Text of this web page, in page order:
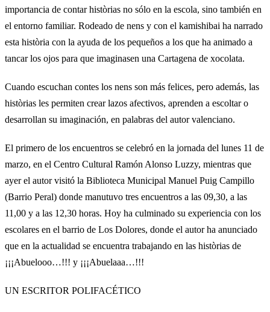
importancia de contar històrias no sólo en la escola, sino también en
el entorno familiar. Rodeado de nens y con el kamishibai ha narrado
esta història con la ayuda de los pequeños a los que ha animado a
tancar los ojos para que imaginasen una Cartagena de xocolata.
Cuando escuchan contes los nens son más felices, pero además, las
històrias les permiten crear lazos afectivos, aprenden a escoltar o
desarrollan su imaginación, en palabras del autor valenciano.
El primero de los encuentros se celebró en la jornada del lunes 11 de
marzo, en el Centro Cultural Ramón Alonso Luzzy, mientras que
ayer el autor visitó la Biblioteca Municipal Manuel Puig Campillo
(Barrio Peral) donde manutuvo tres encuentros a las 09,30, a las
11,00 y a las 12,30 horas. Hoy ha culminado su experiencia con los
escolares en el barrio de Los Dolores, donde el autor ha anunciado
que en la actualidad se encuentra trabajando en las històrias de
¡¡¡Abuelooo…!!! y ¡¡¡Abuelaaa…!!!
UN ESCRITOR POLIFACÉTICO